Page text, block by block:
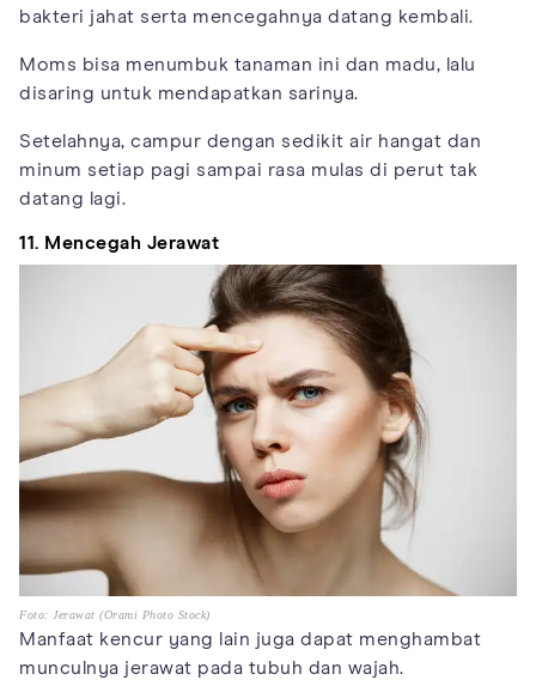
bakteri jahat serta mencegahnya datang kembali.
Moms bisa menumbuk tanaman ini dan madu, lalu
disaring untuk mendapatkan sarinya.
Setelahnya, campur dengan sedikit air hangat dan
minum setiap pagi sampai rasa mulas di perut tak
datang lagi.
11. Mencegah Jerawat
Foto: Jerawat (Orami Photo Stock)
Manfaat kencur yang lain juga dapat menghambat
munculnya jerawat pada tubuh dan wajah.